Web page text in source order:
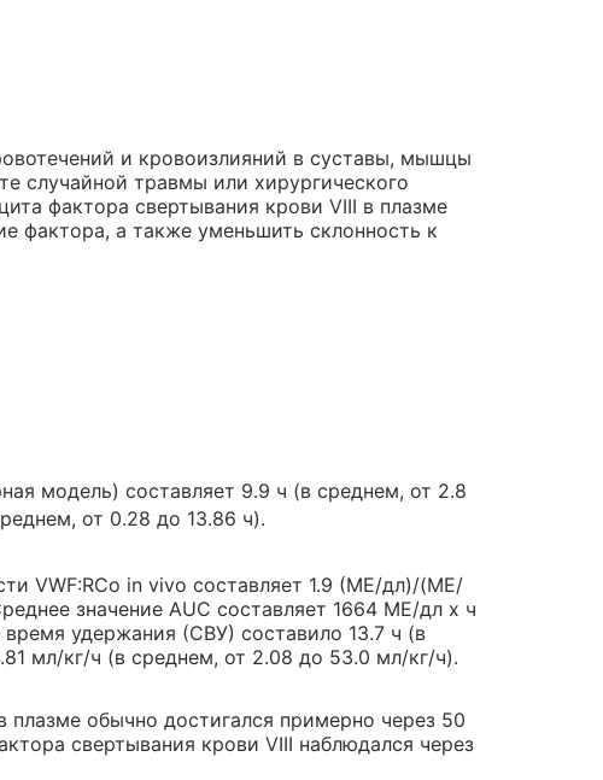
и кровоизлияний в суставы, мышцы
случайной травмы или хирургического
фактора свертывания крови VIII в плазме
фактора, а также уменьшить склонность к
модель) составляет 9.9 ч (в среднем, от 2.8
от 0.28 до 13.86 ч).
VWF:RCo in vivo составляет 1.9 (МЕ/дл)/(МЕ/
значение AUC составляет 1664 МЕ/дл х ч
удержания (СВУ) составило 13.7 ч (в
мл/кг/ч (в среднем, от 2.08 до 53.0 мл/кг/ч).
обычно достигался примерно через 50
свертывания крови VIII наблюдался через